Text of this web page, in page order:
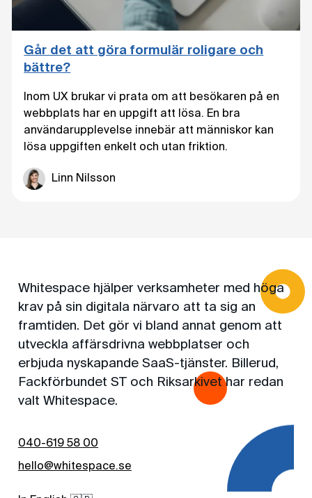
Går det att göra formulär roligare och
bättre?
Inom UX brukar vi prata om att besökaren på en
webbplats har en uppgift att lösa. En bra
användarupplevelse innebär att människor kan
lösa uppgiften enkelt och utan friktion.
Linn Nilsson
Whitespace hjälper verksamheter med höga
krav på sin digitala närvaro att ta sig an
framtiden. Det gör vi bland annat genom att
utveckla affärsdrivna webbplatser och
erbjuda nyskapande SaaS-tjänster. Billerud,
Fackförbundet ST och Riksarkivet har redan
valt Whitespace.
040-619 58 00
hello@whitespace.se